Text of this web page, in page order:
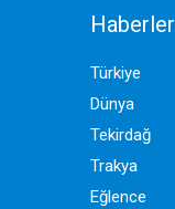
Haberler
Türkiye
Dünya
Tekirdağ
Trakya
Eğlence